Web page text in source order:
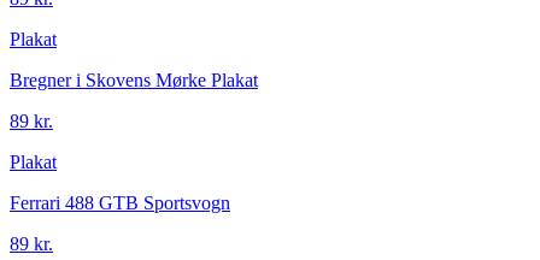
Plakat
Bregner i Skovens Mørke Plakat
89 kr.
Plakat
Ferrari 488 GTB Sportsvogn
89 kr.